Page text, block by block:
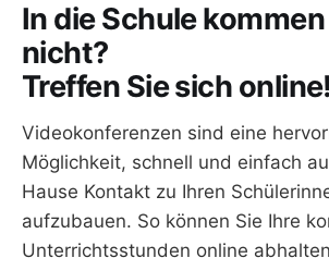
In die Schule
nicht?
Treffen Sie sich online!
Videokonferenzen sind eine
Möglichkeit, schnell und einfach
Hause Kontakt zu Ihren
aufzubauen. So können Sie Ihre
Unterrichtsstunden online